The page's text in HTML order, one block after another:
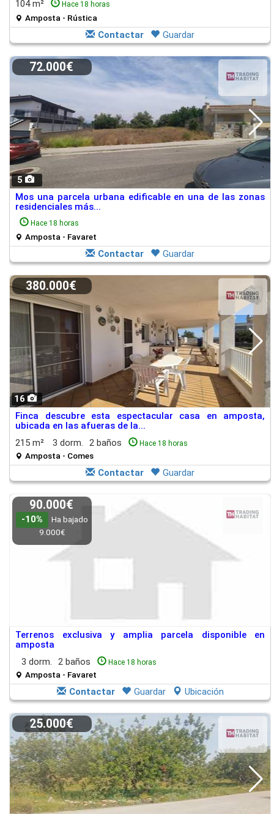
104 m² Hace 18 horas
Amposta - Rústica
Contactar Guardar
5
72.000€
Mos una parcela urbana edificable en una de las zonas
residenciales más...
Hace 18 horas
Amposta - Favaret
Contactar Guardar
16
380.000€
Finca descubre esta espectacular casa en amposta,
ubicada en las afueras de la...
215 m²
3 dorm. 2 baños Hace 18 horas
Amposta - Comes
Contactar Guardar
90.000€
-10%
Ha bajado
9.000€
Terrenos exclusiva y amplia parcela disponible en
amposta
3 dorm.
2 baños Hace 18 horas
Amposta - Favaret
Contactar Guardar Ubicación
25.000€